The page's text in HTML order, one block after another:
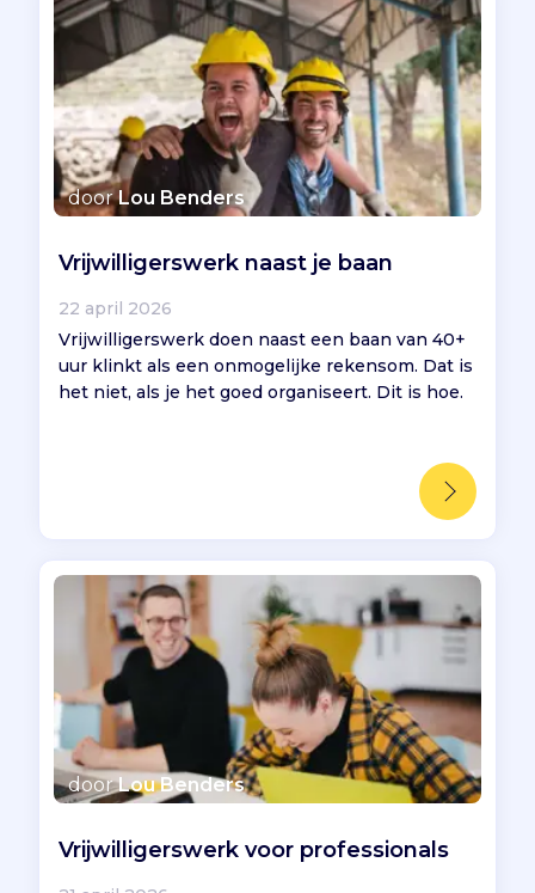
doorLou Benders
Vrijwilligerswerk naast je baan
22 april 2026
Vrijwilligerswerk doen naast een baan van 40+
uur klinkt als een onmogelijke rekensom. Dat is
het niet, als je het goed organiseert. Dit is hoe.
doorLou Benders
Vrijwilligerswerk voor professionals